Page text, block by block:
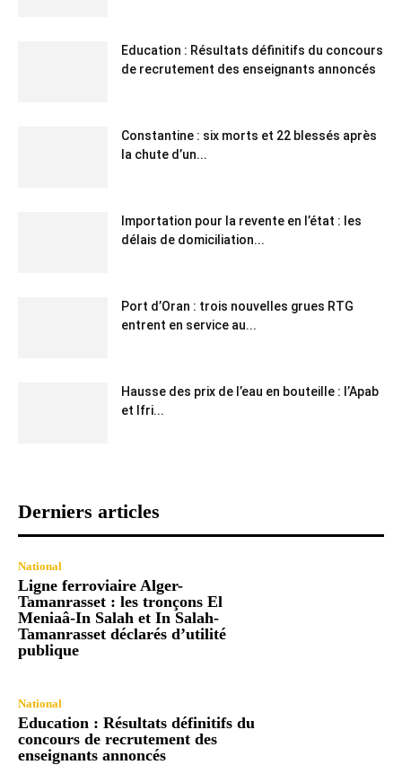
Education : Résultats définitifs du concours
de recrutement des enseignants annoncés
Constantine : six morts et 22 blessés après
la chute d’un...
Importation pour la revente en l’état : les
délais de domiciliation...
Port d’Oran : trois nouvelles grues RTG
entrent en service au...
Hausse des prix de l’eau en bouteille : l’Apab
et Ifri...
Derniers articles
National
Ligne ferroviaire Alger-
Tamanrasset : les tronçons El
Meniaâ-In Salah et In Salah-
Tamanrasset déclarés d’utilité
publique
National
Education : Résultats définitifs du
concours de recrutement des
enseignants annoncés